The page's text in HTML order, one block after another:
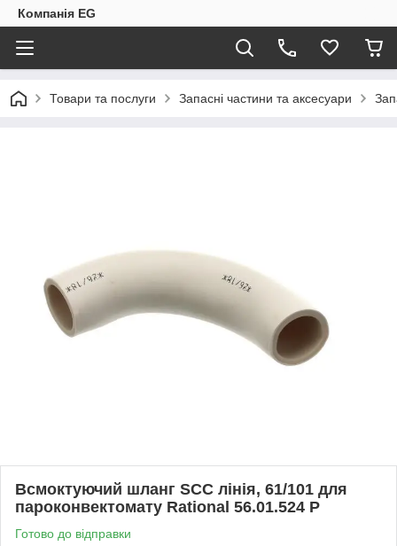
Компанія EG
Товари та послуги Запасні частини та аксесуари
Всмоктуючий шланг SCC лінія, 61/101 для
пароконвектомату Rational 56.01.524 P
Готово до відправки